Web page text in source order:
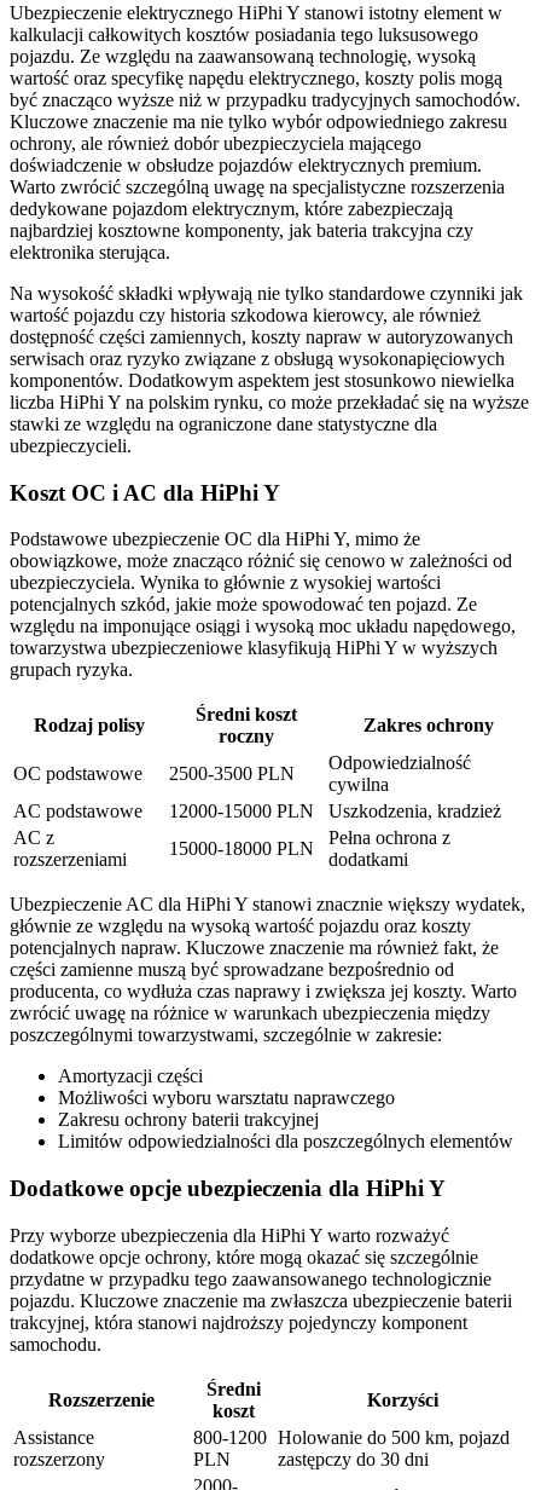
Ubezpieczenie elektrycznego HiPhi Y stanowi istotny element w
kalkulacji całkowitych kosztów posiadania tego luksusowego
pojazdu. Ze względu na zaawansowaną technologię, wysoką
wartość oraz specyfikę napędu elektrycznego, koszty polis mogą
być znacząco wyższe niż w przypadku tradycyjnych samochodów.
Kluczowe znaczenie ma nie tylko wybór odpowiedniego zakresu
ochrony, ale również dobór ubezpieczyciela mającego
doświadczenie w obsłudze pojazdów elektrycznych premium.
Warto zwrócić szczególną uwagę na specjalistyczne rozszerzenia
dedykowane pojazdom elektrycznym, które zabezpieczają
najbardziej kosztowne komponenty, jak bateria trakcyjna czy
elektronika sterująca.
Na wysokość składki wpływają nie tylko standardowe czynniki jak
wartość pojazdu czy historia szkodowa kierowcy, ale również
dostępność części zamiennych, koszty napraw w autoryzowanych
serwisach oraz ryzyko związane z obsługą wysokonapięciowych
komponentów. Dodatkowym aspektem jest stosunkowo niewielka
liczba HiPhi Y na polskim rynku, co może przekładać się na wyższe
stawki ze względu na ograniczone dane statystyczne dla
ubezpieczycieli.
Koszt OC i AC dla HiPhi Y
Podstawowe ubezpieczenie OC dla HiPhi Y, mimo że
obowiązkowe, może znacząco różnić się cenowo w zależności od
ubezpieczyciela. Wynika to głównie z wysokiej wartości
potencjalnych szkód, jakie może spowodować ten pojazd. Ze
względu na imponujące osiągi i wysoką moc układu napędowego,
towarzystwa ubezpieczeniowe klasyfikują HiPhi Y w wyższych
grupach ryzyka.
Rodzaj polisy
Średni koszt
roczny
Zakres ochrony
OC podstawowe 2500-3500 PLN
Odpowiedzialność
cywilna
AC podstawowe
12000-15000 PLN
Uszkodzenia, kradzież
AC z
rozszerzeniami
15000-18000 PLN
Pełna ochrona z
dodatkami
Ubezpieczenie AC dla HiPhi Y stanowi znacznie większy wydatek,
głównie ze względu na wysoką wartość pojazdu oraz koszty
potencjalnych napraw. Kluczowe znaczenie ma również fakt, że
części zamienne muszą być sprowadzane bezpośrednio od
producenta, co wydłuża czas naprawy i zwiększa jej koszty. Warto
zwrócić uwagę na różnice w warunkach ubezpieczenia między
poszczególnymi towarzystwami, szczególnie w zakresie:
Amortyzacji części
Możliwości wyboru warsztatu naprawczego
Zakresu ochrony baterii trakcyjnej
Limitów odpowiedzialności dla poszczególnych elementów
Dodatkowe opcje ubezpieczenia dla HiPhi Y
Przy wyborze ubezpieczenia dla HiPhi Y warto rozważyć
dodatkowe opcje ochrony, które mogą okazać się szczególnie
przydatne w przypadku tego zaawansowanego technologicznie
pojazdu. Kluczowe znaczenie ma zwłaszcza ubezpieczenie baterii
trakcyjnej, która stanowi najdroższy pojedynczy komponent
samochodu.
Rozszerzenie
Średni
koszt
Korzyści
Assistance
rozszerzony
800-1200
PLN
Holowanie do 500 km, pojazd
zastępczy do 30 dni
2000-